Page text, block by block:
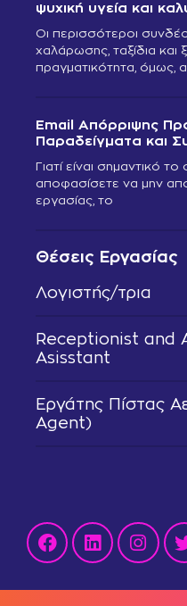
Θέσεις Εργασίας
Λογιστής/τρια
Receptionist and
Asisstant
Εργάτης Πίστας
Agent)
ψυχική υγεία και
Οι περισσότεροι
χαλάρωσης, ταξίδια και
πραγματικότητα, όμως,
Email Απόρριψης
Παραδείγματα και
Γιατί είναι σημαντικό
αποφασίσετε να μην
εργασίας, το